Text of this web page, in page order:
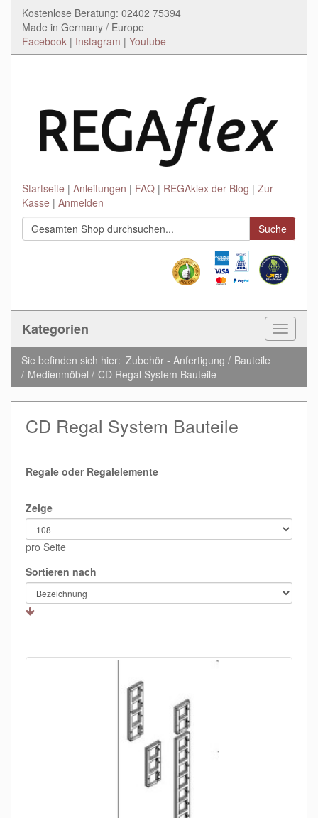
Kostenlose Beratung: 02402 75394
Made in Germany / Europe
Facebook | Instagram | Youtube
Startseite Anleitungen FAQ REGAklex der Blog
Zur
Kasse
Anmelden
Suche
Kategorien
Toggle
Sie befinden sich hier: Zubehör - Anfertigung
Bauteile
Medienmöbel
CD Regal System Bauteile
CD Regal System Bauteile
Regale oder Regalelemente
Zeige
pro Seite
Sortieren nach